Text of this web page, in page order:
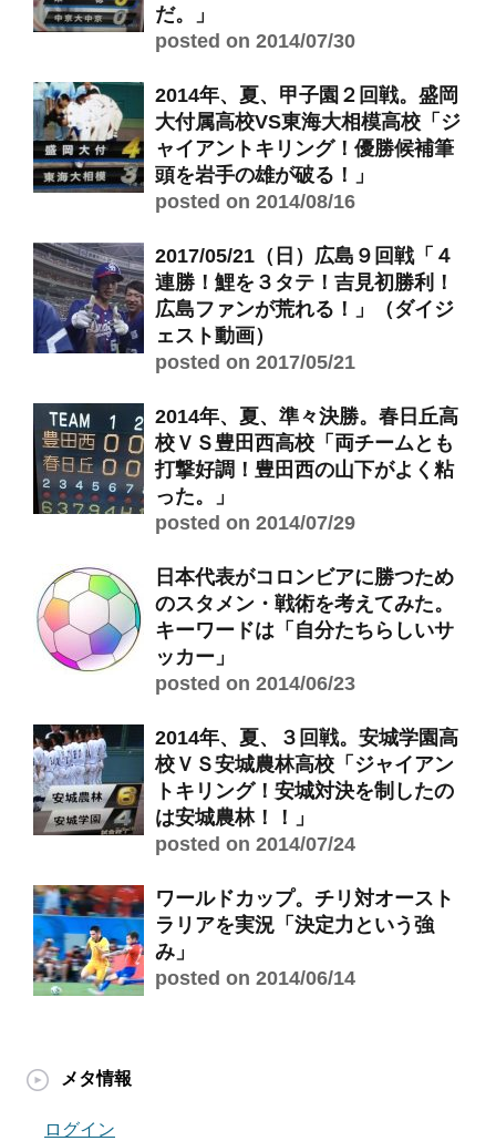
だ。」
posted on 2014/07/30
2014年、夏、甲子園２回戦。盛岡
大付属高校VS東海大相模高校「ジ
ャイアントキリング！優勝候補筆
頭を岩手の雄が破る！」
posted on 2014/08/16
2017/05/21（日）広島９回戦「４
連勝！鯉を３タテ！吉見初勝利！
広島ファンが荒れる！」（ダイジ
ェスト動画）
posted on 2017/05/21
2014年、夏、準々決勝。春日丘高
校ＶＳ豊田西高校「両チームとも
打撃好調！豊田西の山下がよく粘
った。」
posted on 2014/07/29
日本代表がコロンビアに勝つため
のスタメン・戦術を考えてみた。
キーワードは「自分たちらしいサ
ッカー」
posted on 2014/06/23
2014年、夏、３回戦。安城学園高
校ＶＳ安城農林高校「ジャイアン
トキリング！安城対決を制したの
は安城農林！！」
posted on 2014/07/24
ワールドカップ。チリ対オースト
ラリアを実況「決定力という強
み」
posted on 2014/06/14
メタ情報
ログイン